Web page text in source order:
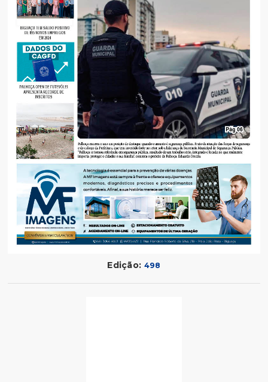
Edição: 498